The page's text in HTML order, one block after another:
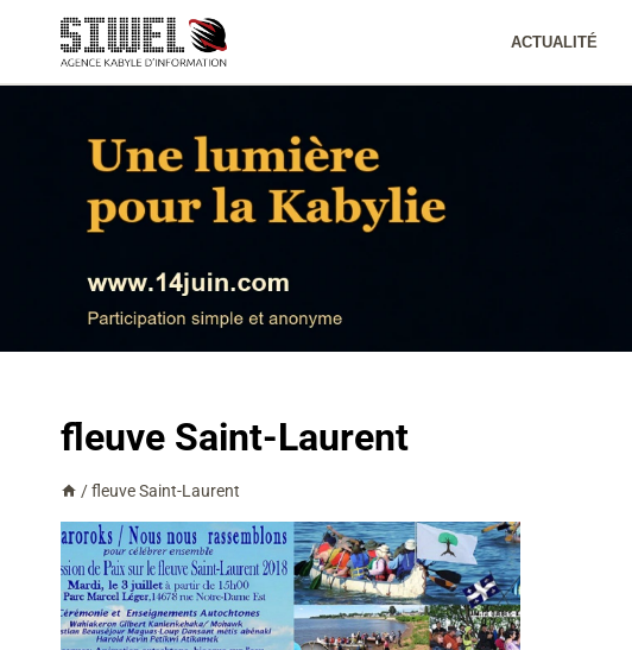
contenu
ACTUALITÉ
fleuve Saint-Laurent
/ fleuve Saint-Laurent